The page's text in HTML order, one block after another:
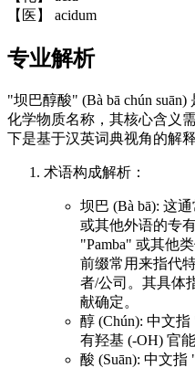
【医】 acidum
专业解析
"坝巴醇酸" (Bà bā chún
化学物质名称，其核心含义
下是基于汉英词典视角的解释
术语构成解析：
坝巴 (Bà bā): 这
或其他外语的专
"Pamba" 或其他
前缀常用来指代
者/公司。其具体
献确定。
醇 (Chún): 中文
有羟基 (-OH) 官
酸 (Suān): 中文